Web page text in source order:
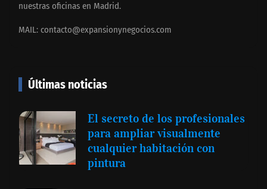
nuestras oficinas en Madrid.
MAIL: contacto@expansionynegocios.com
Últimas noticias
El secreto de los profesionales
para ampliar visualmente
cualquier habitación con
pintura